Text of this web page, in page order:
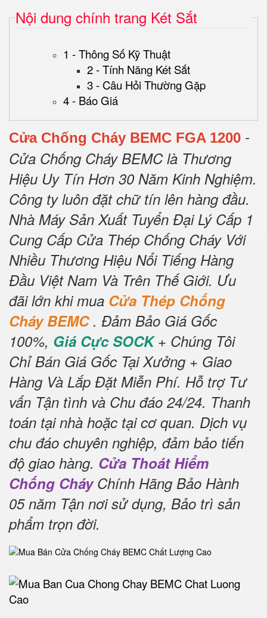
Nội dung chính trang Két Sắt
1 - Thông Số Kỹ Thuật
2 - Tính Năng Két Sắt
3 - Câu Hỏi Thường Gặp
4 - Báo Giá
Cửa Chống Cháy BEMC FGA 1200 -
Cửa Chống Cháy BEMC là Thương
Hiệu Uy Tín Hơn 30 Năm Kinh Nghiệm.
Công ty luôn đặt chữ tín lên hàng đầu.
Nhà Máy Sản Xuất Tuyển Đại Lý Cấp 1
Cung Cấp Cửa Thép Chống Cháy Với
Nhiều Thương Hiệu Nổi Tiếng Hàng
Đầu Việt Nam Và Trên Thế Giới. Ưu
đãi lớn khi mua Cửa Thép Chống
Cháy BEMC . Đảm Bảo Giá Gốc
100%, Giá Cực SOCK+ Chúng Tôi
Chỉ Bán Giá Gốc Tại Xưởng + Giao
Hàng Và Lắp Đặt Miễn Phí. Hỗ trợ Tư
vấn Tận tình và Chu đáo 24/24. Thanh
toán tại nhà hoặc tại cơ quan. Dịch vụ
chu đáo chuyên nghiệp, đảm bảo tiến
độ giao hàng. Cửa Thoát Hiểm
Chống CháyChính Hãng Bảo Hành
05 năm Tận nơi sử dụng, Bảo trì sản
phẩm trọn đời.